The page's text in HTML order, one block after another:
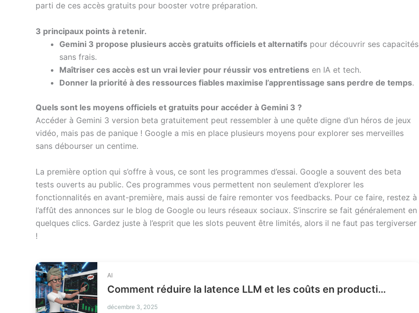
parti de ces accès gratuits pour booster votre préparation.
3 principaux points à retenir.
Gemini 3 propose plusieurs accès gratuits officiels et alternatifs pour découvrir ses capacités
sans frais.
Maîtriser ces accès est un vrai levier pour réussir vos entretiens en IA et tech.
Donner la priorité à des ressources fiables maximise l’apprentissage sans perdre de temps.
Quels sont les moyens officiels et gratuits pour accéder à Gemini 3 ?
Accéder à Gemini 3 version beta gratuitement peut ressembler à une quête digne d’un héros de jeux
vidéo, mais pas de panique ! Google a mis en place plusieurs moyens pour explorer ses merveilles
sans débourser un centime.
La première option qui s’offre à vous, ce sont les programmes d’essai. Google a souvent des beta
tests ouverts au public. Ces programmes vous permettent non seulement d’explorer les
fonctionnalités en avant-première, mais aussi de faire remonter vos feedbacks. Pour ce faire, restez à
l’affût des annonces sur le blog de Google ou leurs réseaux sociaux. S’inscrire se fait généralement en
quelques clics. Gardez juste à l’esprit que les slots peuvent être limités, alors il ne faut pas tergiverser
!
AI
Comment réduire la latence LLM et les coûts en production ?
décembre 3, 2025